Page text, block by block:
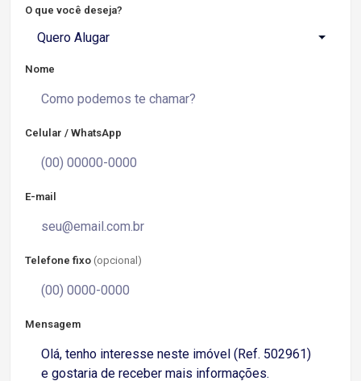
O que você deseja?
Quero Alugar
Nome
Celular / WhatsApp
E-mail
Telefone fixo (opcional)
Mensagem